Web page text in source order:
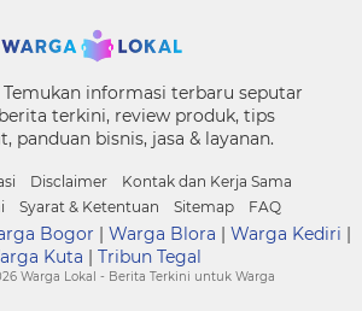
informasi terbaru seputar
terkini, review produk, tips
panduan bisnis, jasa & layanan.
Disclaimer
Kontak dan Kerja Sama
Syarat & Ketentuan Sitemap FAQ
Bogor | Warga Blora | Warga Kediri |
Kuta | Tribun Tegal
Warga Lokal - Berita Terkini untuk Warga